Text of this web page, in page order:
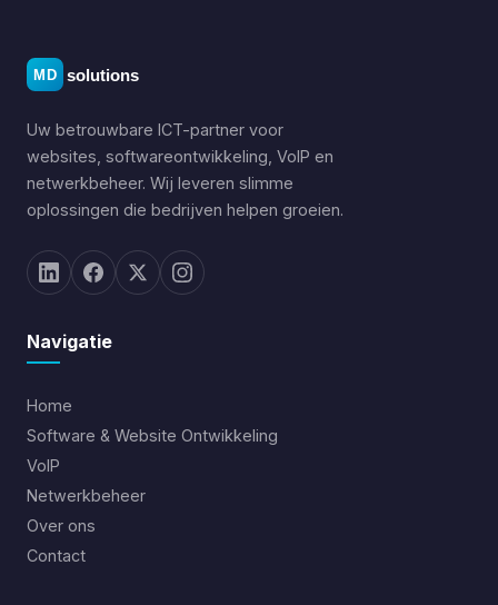
Uw betrouwbare ICT-partner voor
websites, softwareontwikkeling, VoIP en
netwerkbeheer. Wij leveren slimme
oplossingen die bedrijven helpen groeien.
Navigatie
Home
Software & Website Ontwikkeling
VoIP
Netwerkbeheer
Over ons
Contact